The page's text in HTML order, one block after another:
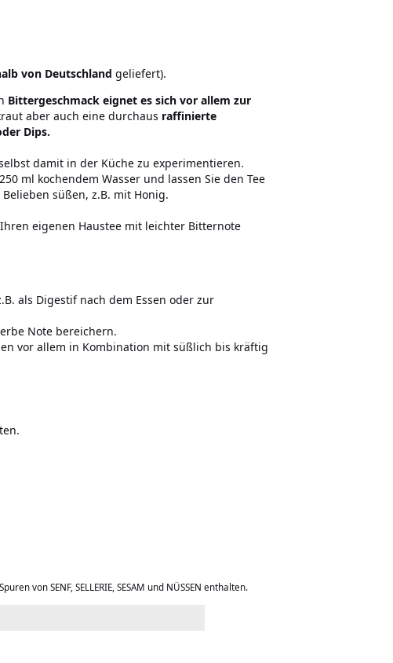
von Deutschland geliefert).
Bittergeschmack eignet es sich vor allem zur
aber auch eine durchaus raffinierte
Dips.
damit in der Küche zu experimentieren.
ml kochendem Wasser und lassen Sie den Tee
süßen, z.B. mit Honig.
eigenen Haustee mit leichter Bitternote
als Digestif nach dem Essen oder zur
Note bereichern.
vor allem in Kombination mit süßlich bis kräftig
von SENF, SELLERIE, SESAM und NÜSSEN enthalten.